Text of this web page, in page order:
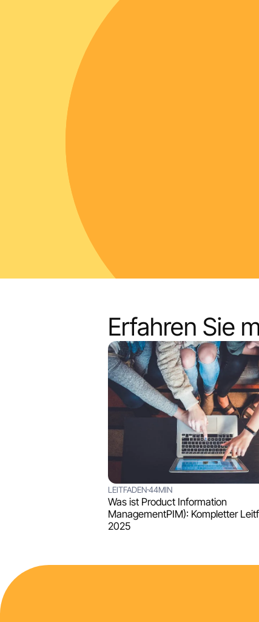
Erfahren Sie
LEITFADEN44MIN
Was ist Product Information
ManagementPIM): Kompletter
2025